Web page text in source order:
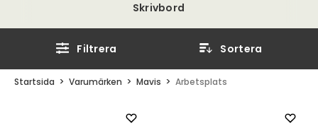
Skrivbord
Filtrera Sortera
Startsida Varumärken Mavis Arbetsplats